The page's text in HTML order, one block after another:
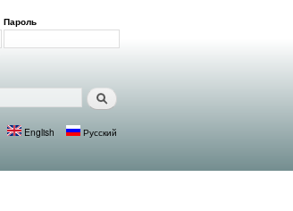
Пароль
Поиск
English Русский